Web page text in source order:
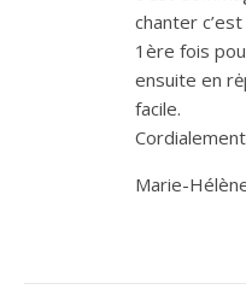
chanter
1ère fois
ensuite en
facile.
Cordialement
Marie-